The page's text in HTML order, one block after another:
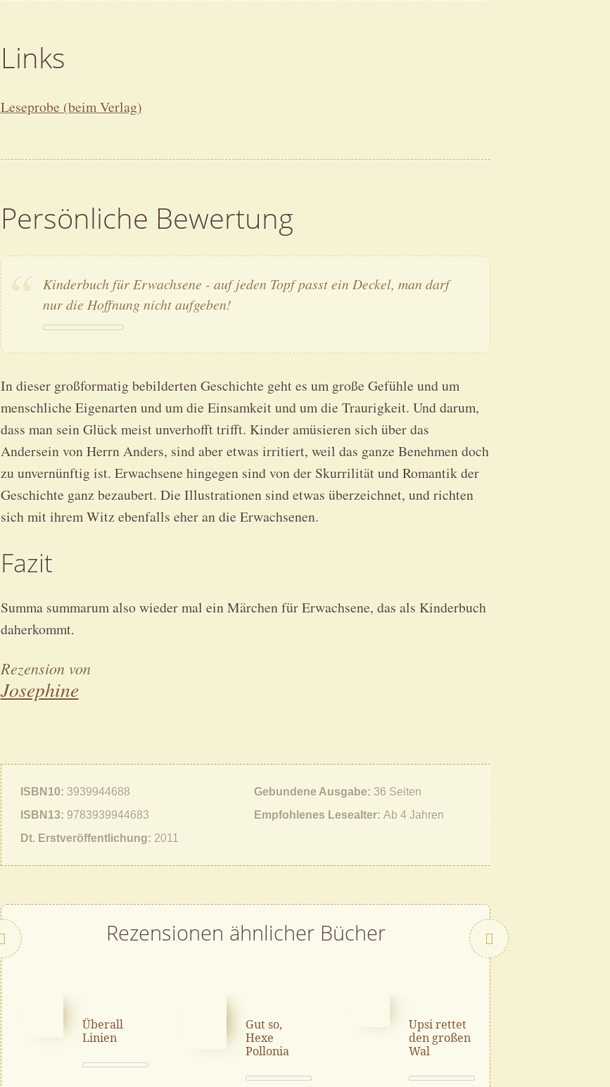
Links
Leseprobe (beim Verlag)
Persönliche Bewertung
Kinderbuch für Erwachsene - auf jeden Topf passt ein Deckel, man darf
nur die Hoffnung nicht aufgeben!
In dieser großformatig bebilderten Geschichte geht es um große Gefühle und um
menschliche Eigenarten und um die Einsamkeit und um die Traurigkeit. Und darum,
dass man sein Glück meist unverhofft trifft. Kinder amüsieren sich über das
Andersein von Herrn Anders, sind aber etwas irritiert, weil das ganze Benehmen doch
zu unvernünftig ist. Erwachsene hingegen sind von der Skurrilität und Romantik der
Geschichte ganz bezaubert. Die Illustrationen sind etwas überzeichnet, und richten
sich mit ihrem Witz ebenfalls eher an die Erwachsenen.
Fazit
Summa summarum also wieder mal ein Märchen für Erwachsene, das als Kinderbuch
daherkommt.
Rezension von
Josephine
ISBN10 3939944688
ISBN13 9783939944683
Dt. Erstveröffentlichung
2011
Gebundene Ausgabe 36 Seiten
Empfohlenes Lesealter Ab 4 Jahren
Rezensionen ähnlicher Bücher
Überall
Linien
Gut so,
Hexe
Pollonia
Upsi rettet
den großen
Wal